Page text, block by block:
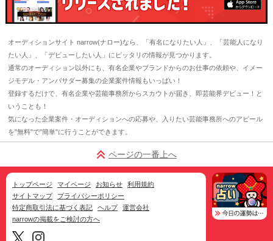
オーディションサイト narrow(ナロー)なら、「有名になりたい人」、「芸能人になり
たい人」、「デビューしたい人」にピッタリの情報が見つかります。
通常のオーディション以外にも、有名企業やブランドからのお仕事の依頼や、イメー
ジモデル・アンバサダー募集の企業案件情報もいっぱい！
登録するだけで、有名企業や芸能事務所からスカウトが届き、即芸能界デビュー！と
いうことも！
気になった企業案件・オーディションへの応募や、入りたい芸能事務所へのアピール
を"無料"で"簡単"に行うことができます。
ページの一番上へ
トップページ マイページ お知らせ
利用規約
サイトマップ
プライバシーポリシー
特定商取引法に基づく表記
ヘルプ
運営会社
narrowの掲載をご検討の方へ